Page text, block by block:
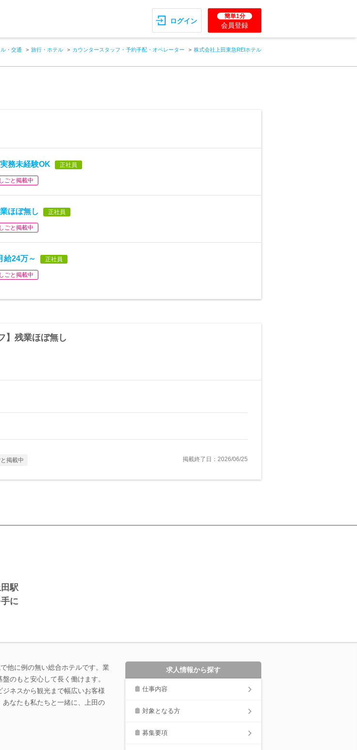
ログイン
簡単1分
会員登録
・交通 旅行・ホテル カウンタースタッフ・予約手配・オペレーター
株式会社上田東急REIホテル
務未経験OK 正社員
ごと掲載中
ほぼ無し 正社員
ごと掲載中
給24万～ 正社員
ごと掲載中
】残業ほぼ無し
掲載中 掲載終了日：2026/06/25
駅
に
他に例の無い総合ホテルです。業
のもと安心して長く働けます。
ネスから観光まで幅広いお客様
なたも私たちと一緒に、上田の
求人情報から探す
仕事内容
対象となる方
募集要項